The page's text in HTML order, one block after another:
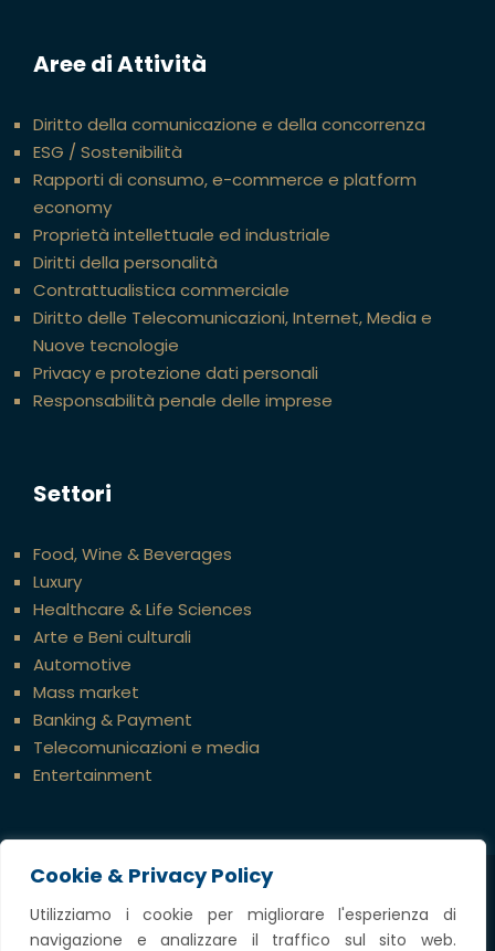
Cookie & Privacy Policy
Utilizziamo i cookie per migliorare l'esperienza di
navigazione e analizzare il traffico sul sito web.
Aree di Attività
Diritto della comunicazione e della concorrenza
ESG / Sostenibilità
Rapporti di consumo, e-commerce e platform
economy
Proprietà intellettuale ed industriale
Diritti della personalità
Contrattualistica commerciale
Diritto delle Telecomunicazioni, Internet, Media e
Nuove tecnologie
Privacy e protezione dati personali
Responsabilità penale delle imprese
Settori
Food, Wine & Beverages
Luxury
Healthcare & Life Sciences
Arte e Beni culturali
Automotive
Mass market
Banking & Payment
Telecomunicazioni e media
Entertainment
Credits